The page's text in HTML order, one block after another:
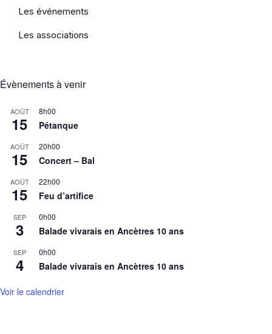
Les événements
Les associations
Évènements à venir
AOÛT
15
8h00
Pétanque
AOÛT
15
20h00
Concert – Bal
AOÛT
15
22h00
Feu d’artifice
SEP
3
0h00
Balade vivarais en Ancètres 10 ans
SEP
4
0h00
Balade vivarais en Ancètres 10 ans
Voir le calendrier